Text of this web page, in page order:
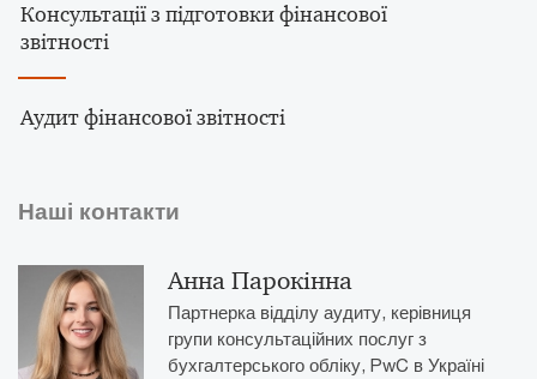
Консультації з підготовки фінансової
звітності
Аудит фінансової звітності
Наші контакти
Анна Парокінна
Партнерка відділу аудиту, керівниця
групи консультаційних послуг з
бухгалтерського обліку, PwC в Україні